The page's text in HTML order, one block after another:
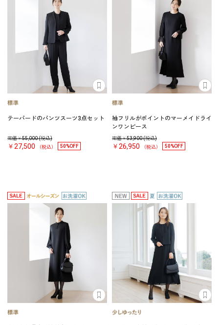
テーパードのパンツスーツ3点セット
定価￥55,000(税込)
￥27,500 （税込） 50%OFF
袖フリルがポイントのマーメイドライ
ンワンピース
定価￥53,900(税込)
￥26,950 （税込） 50%OFF